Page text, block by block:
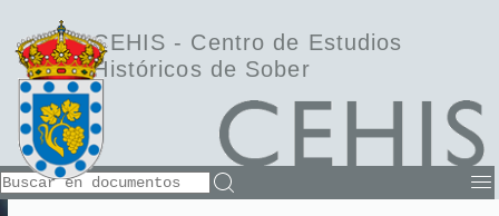
CEHIS - Centro de Estudios
Históricos de Sober